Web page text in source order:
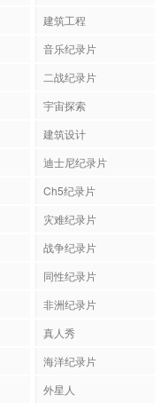
建筑工程
音乐纪录片
二战纪录片
宇宙探索
建筑设计
迪士尼纪录片
Ch5纪录片
灾难纪录片
战争纪录片
同性纪录片
非洲纪录片
真人秀
海洋纪录片
外星人